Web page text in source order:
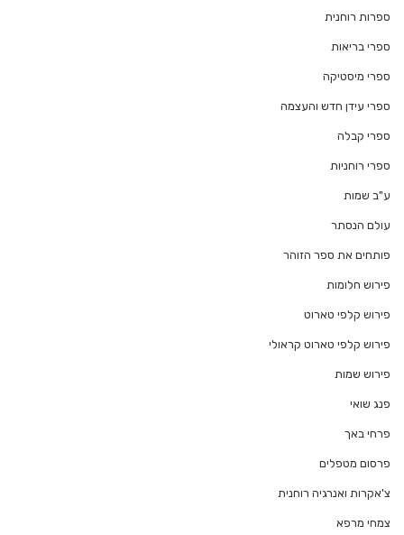
ספרות רוחנית
ספרי בריאות
ספרי מיסטיקה
ספרי עידן חדש והעצמה
ספרי קבלה
ספרי רוחניות
ע"ב שמות
עולם הנסתר
פותחים את ספר הזוהר
פירוש חלומות
פירוש קלפי טארוט
פירוש קלפי טארוט קראולי
פירוש שמות
פנג שואי
פרחי באך
פרסום מטפלים
צ'אקרות ואנרגיה רוחנית
צמחי מרפא